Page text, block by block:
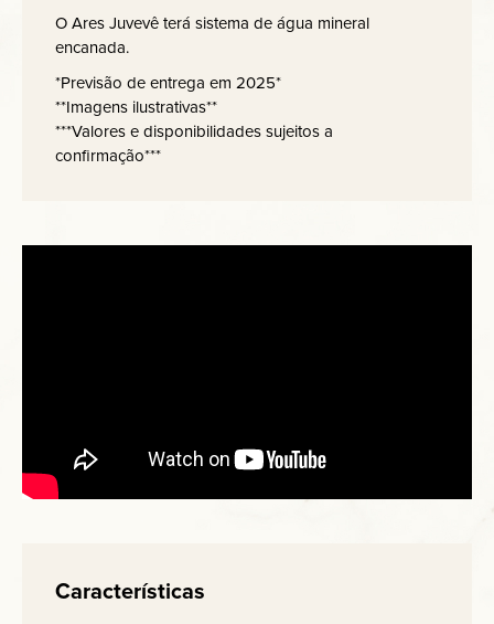
O Ares Juvevê terá sistema de água mineral
encanada.
*Previsão de entrega em 2025*
**Imagens ilustrativas**
***Valores e disponibilidades sujeitos a
confirmação***
Características